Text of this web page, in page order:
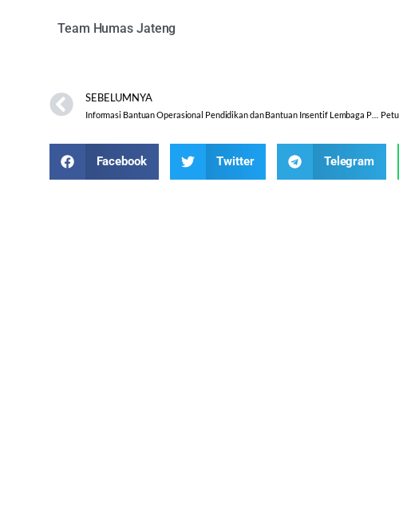
Team Humas Jateng
SEBELUMNYA
Informasi Bantuan Operasional Pendidikan dan Bantuan Insentif Lembaga Pendidikan Keagamaan Islam Tahun 2022
Facebook Twitter Telegram